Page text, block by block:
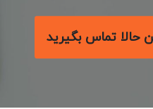
حالا تماس بگیرید